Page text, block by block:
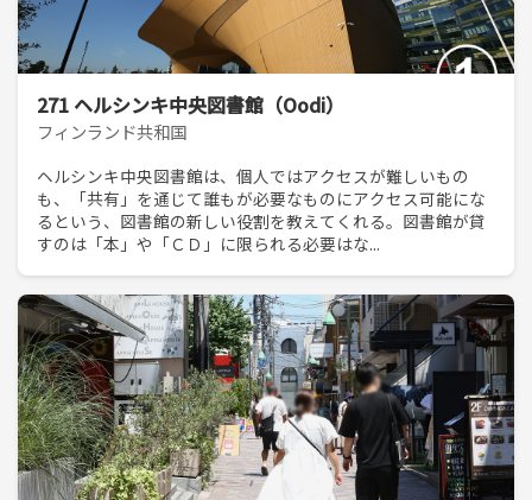
271 ヘルシンキ中央図書館（Oodi）
フィンランド共和国
ヘルシンキ中央図書館は、個人ではアクセスが難しいもの
も、「共有」を通じて誰もが必要なものにアクセス可能にな
るという、図書館の新しい役割を教えてくれる。図書館が貸
すのは「本」や「ＣＤ」に限られる必要はな...